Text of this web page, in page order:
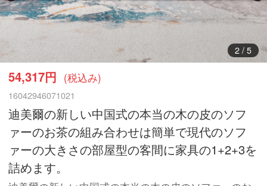
3/ 5
54,317円 (税込み)
16042946071021
迪美爾の新しい中国式の本当の木の皮のソフ
ァーのお茶の組み合わせは簡単で現代のソフ
ァーの大きさの部屋型の客間に家具の1+2+3を
詰めます。